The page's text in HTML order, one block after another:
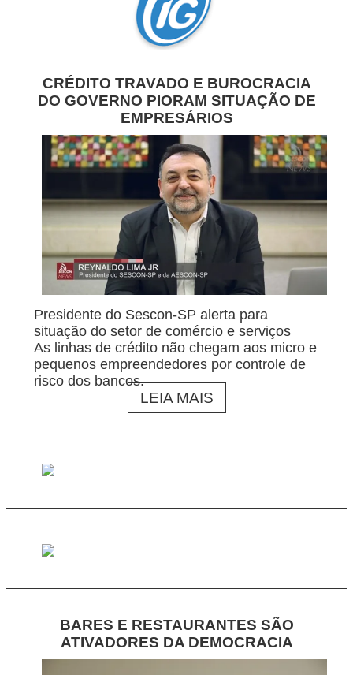
CRÉDITO TRAVADO E BUROCRACIA
DO GOVERNO PIORAM SITUAÇÃO DE
EMPRESÁRIOS
Presidente do Sescon-SP alerta para
situação do setor de comércio e serviços
As linhas de crédito não chegam aos micro e
pequenos empreendedores por controle de
risco dos bancos.
LEIA MAIS
BARES E RESTAURANTES SÃO
ATIVADORES DA DEMOCRACIA